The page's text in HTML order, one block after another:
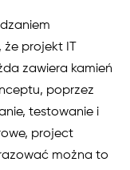
projekt IT
zawiera kamień
poprzez
testowanie i
project
można to